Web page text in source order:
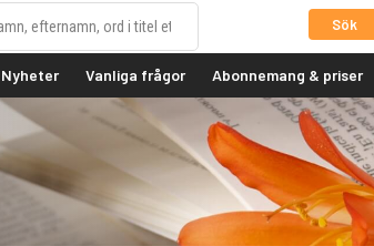
Sök
Nyheter Vanliga frågor Abonnemang & priser